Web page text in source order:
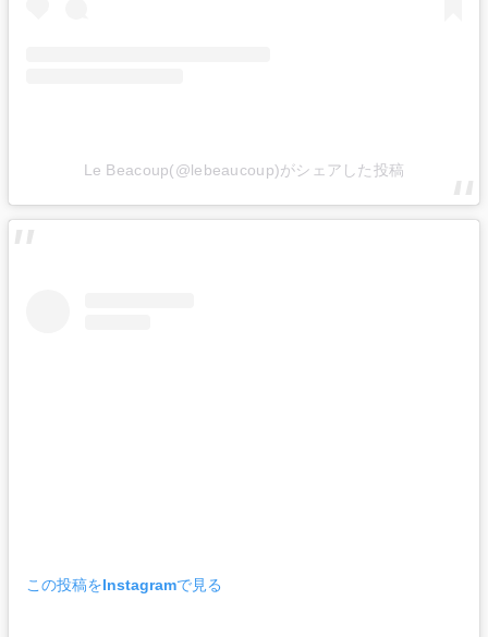
Le Beacoup(@lebeaucoup)がシェアした投稿
この投稿をInstagramで見る